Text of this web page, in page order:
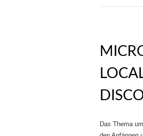
Das Thema